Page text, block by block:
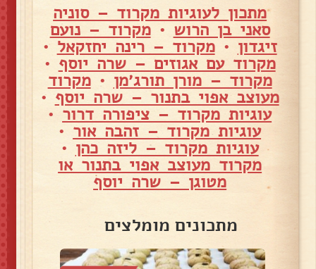
מתכון לעוגיות מקרוד – סוניה
סאני בן הרוש •מקרוד – נועם
זיגדון •מקרוד – רינה יחזקאל •
מקרוד עם אגוזים – שרה יוסף •
מקרוד – מורן תורג׳מן •מקרוד
מעוצב אפוי בתנור – שרה יוסף •
עוגיות מקרוד – ציפורה דרור •
עוגיות מקרוד – זהבה אור •
עוגיות מקרוד – ליזה כהן •
מקרוד מעוצב אפוי בתנור או
מטוגן – שרה יוסף
מתכונים מומלצים